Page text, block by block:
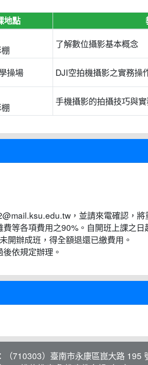
地點
了解數位攝影基本概念
操場 DJI空拍機攝影之實務操
手機攝影的拍攝技巧與
，並請來電確認，將
等各項費用之90%。自開班上課之
開辦成班，得全額退還已繳費用。
依規定辦理。
（710303）臺南市永康區崑大路 195